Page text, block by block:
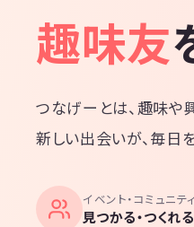
趣味友
つなげーとは、趣味や
新しい出会いが、毎日
イベント・コミュニテ
見つかる・つくれる